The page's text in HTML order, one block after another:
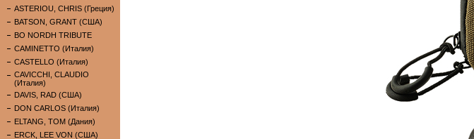
ASTERIOU, CHRIS (Греция)
BATSON, GRANT (США)
BO NORDH TRIBUTE
CAMINETTO (Италия)
CASTELLO (Италия)
CAVICCHI, CLAUDIO
(Италия)
DAVIS, RAD (США)
DON CARLOS (Италия)
ELTANG, TOM (Дания)
ERCK, LEE VON (США)